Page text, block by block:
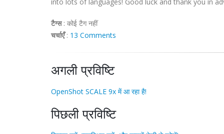
टैग्स: कोई टैग नहीं
चर्चाएँ: 13 Comments
अगली प्रविष्टि
OpenShot SCALE 9x में आ रहा है!
पिछली प्रविष्टि